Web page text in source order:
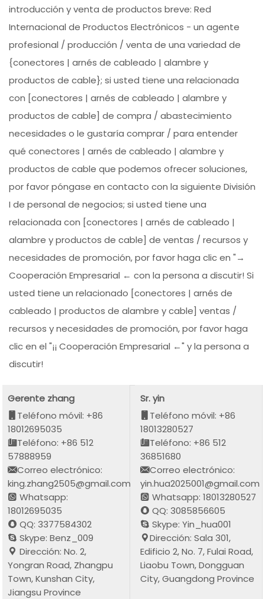
introducción y venta de productos breve: Red
Internacional de Productos Electrónicos - un agente
profesional / producción / venta de una variedad de
{conectores | arnés de cableado | alambre y
productos de cable}; si usted tiene una relacionada
con [conectores | arnés de cableado | alambre y
productos de cable] de compra / abastecimiento
necesidades o le gustaría comprar / para entender
qué conectores | arnés de cableado | alambre y
productos de cable que podemos ofrecer soluciones,
por favor póngase en contacto con la siguiente División
I de personal de negocios; si usted tiene una
relacionada con [conectores | arnés de cableado |
alambre y productos de cable] de ventas / recursos y
necesidades de promoción, por favor haga clic en "→
Cooperación Empresarial ← con la persona a discutir! Si
usted tiene un relacionado [conectores | arnés de
cableado | productos de alambre y cable] ventas /
recursos y necesidades de promoción, por favor haga
clic en el "¡¡ Cooperación Empresarial ←" y la persona a
discutir!
Gerente zhang
Teléfono móvil: +86
18012695035
Teléfono: +86 512
57888959
Correo electrónico:
king.zhang2505@gmail.com
Whatsapp:
18012695035
QQ: 3377584302
Skype: Benz_009
Dirección: No. 2,
Yongran Road, Zhangpu
Town, Kunshan City,
Jiangsu Province
Sr. yin
Teléfono móvil: +86
18013280527
Teléfono: +86 512
36851680
Correo electrónico:
yin.hua2025001@gmail.com
Whatsapp: 18013280527
QQ: 3085856605
Skype: Yin_hua001
Dirección: Sala 301,
Edificio 2, No. 7, Fulai Road,
Liaobu Town, Dongguan
City, Guangdong Province